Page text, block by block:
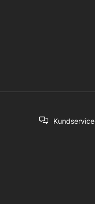
Kundservice